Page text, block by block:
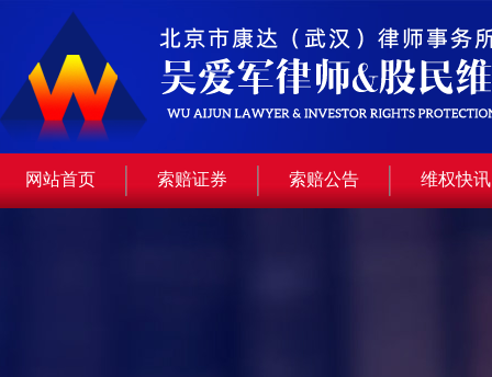
网站首页 索赔证券 索赔公告 维权快讯